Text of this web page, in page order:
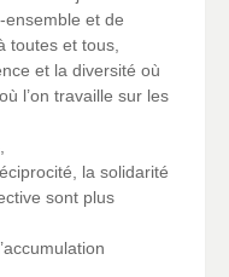
et de
toutes et tous,
et la diversité où
l’on travaille sur les
la solidarité
sont plus